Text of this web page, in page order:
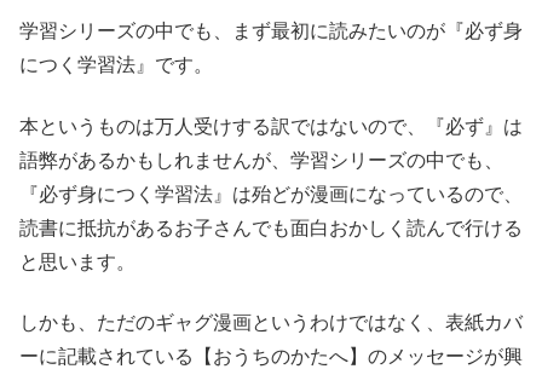
学習シリーズの中でも、まず最初に読みたいのが『必ず身
につく学習法』です。
本というものは万人受けする訳ではないので、『必ず』は
語弊があるかもしれませんが、学習シリーズの中でも、
『必ず身につく学習法』は殆どが漫画になっているので、
読書に抵抗があるお子さんでも面白おかしく読んで行ける
と思います。
しかも、ただのギャグ漫画というわけではなく、表紙カバ
ーに記載されている【おうちのかたへ】のメッセージが興